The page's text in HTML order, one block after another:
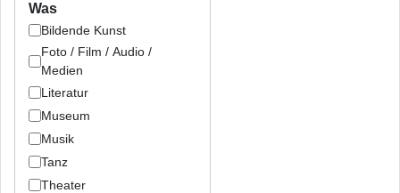
Was
Bildende Kunst
Foto / Film / Audio /
Medien
Literatur
Museum
Musik
Tanz
Theater